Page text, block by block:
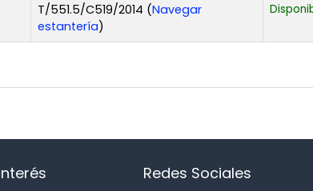
T/551.5/C519/2014 (Navegar
estantería(Abre debajo)
)
Redes Sociales